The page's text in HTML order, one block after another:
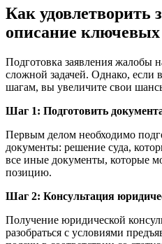
Как удовлетворить
описание
Подготовка заявления жалобы
сложной задачей. Однако, если
шагам, вы увеличите свои
Шаг 1: Подготовить
Первым делом необходимо
документы: решение суда,
все иные документы, которые
позицию.
Шаг 2: Консультация
Получение юридической
разобраться с условиями